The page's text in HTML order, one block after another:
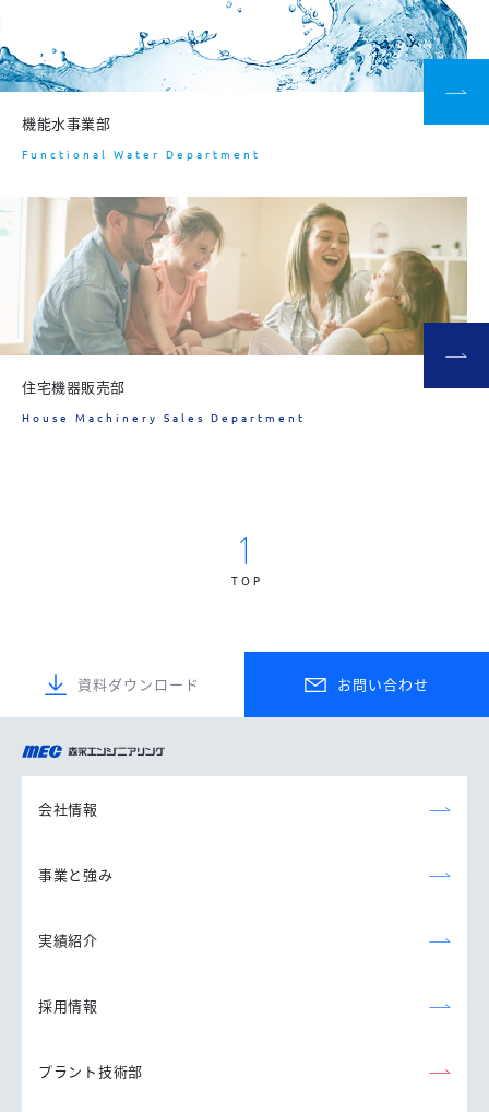
機能水事業部
Functional Water Department
住宅機器販売部
House Machinery Sales Department
TOP
資料ダウンロード お問い合わせ
森永エンジニアリング
株式会社
会社情報
事業と強み
実績紹介
採用情報
プラント技術部